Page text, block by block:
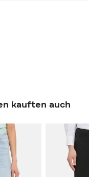
kauften auch